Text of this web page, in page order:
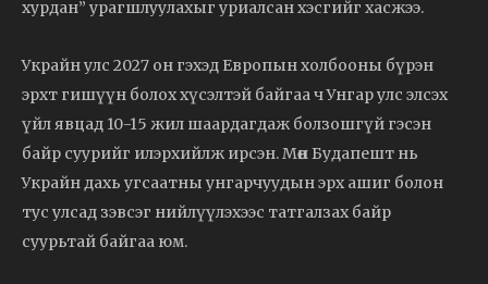
хурдан” урагшлуулахыг уриалсан хэсгийг хасжээ.
Украйн улс 2027 он гэхэд Европын холбооны бүрэн
эрхт гишүүн болох хүсэлтэй байгаа ч Унгар улс элсэх
үйл явцад 10-15 жил шаардагдаж болзошгүй гэсэн
байр суурийг илэрхийлж ирсэн. Мөн Будапешт нь
Украйн дахь угсаатны унгарчуудын эрх ашиг болон
тус улсад зэвсэг нийлүүлэхээс татгалзах байр
суурьтай байгаа юм.